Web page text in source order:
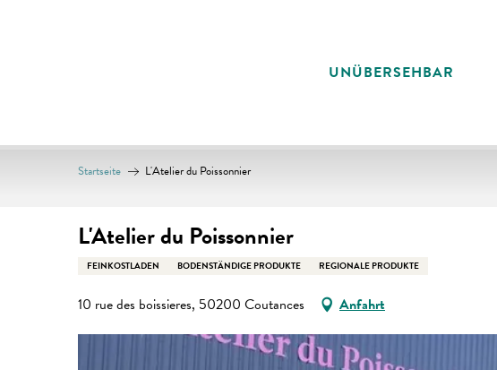
UNÜBERSEHBAR
Startseite L'Atelier du Poissonnier
L'Atelier du Poissonnier
FEINKOSTLADEN BODENSTÄNDIGE PRODUKTE REGIONALE PRODUKTE
10 rue des boissieres, 50200 Coutances Anfahrt